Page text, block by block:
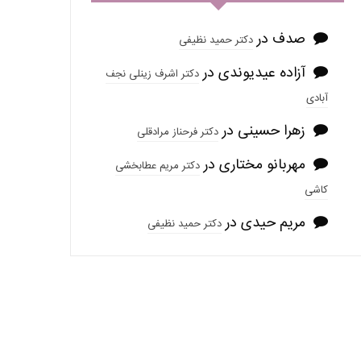
صدف دردکتر حمید نظیفی
آزاده عیدیوندی دردکتر اشرف زینلی نجف
آبادی
زهرا حسینی دردکتر فرحناز مرادقلی
مهربانو مختاری دردکتر مریم عطابخشی
کاشی
مریم حیدی دردکتر حمید نظیفی